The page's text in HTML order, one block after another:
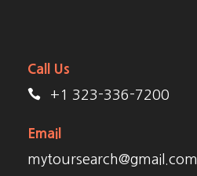
Call Us
+1 323-336-7200
Email
mytoursearch@gmail.com